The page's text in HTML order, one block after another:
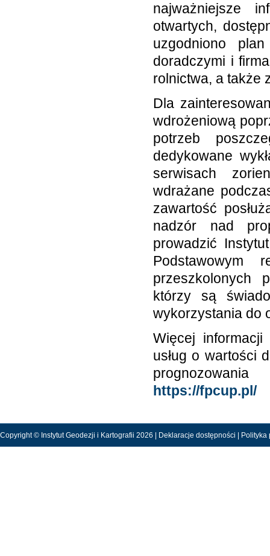
najważniejsze
otwartych,
uzgodniono
doradczymi i
rolnictwa, a także
Dla
wdrożeniową
potrzeb
dedykowane
serwisach
wdrażane
zawartość
nadzór nad
prowadzić
Podstawowym
przeszkolonych
którzy są
wykorzystania do
Więcej
usług o wartości
https://fpcup.pl/
Copyright © Instytut Geodezji i Kartografii 2026 | Deklaracje dostępności Polityka